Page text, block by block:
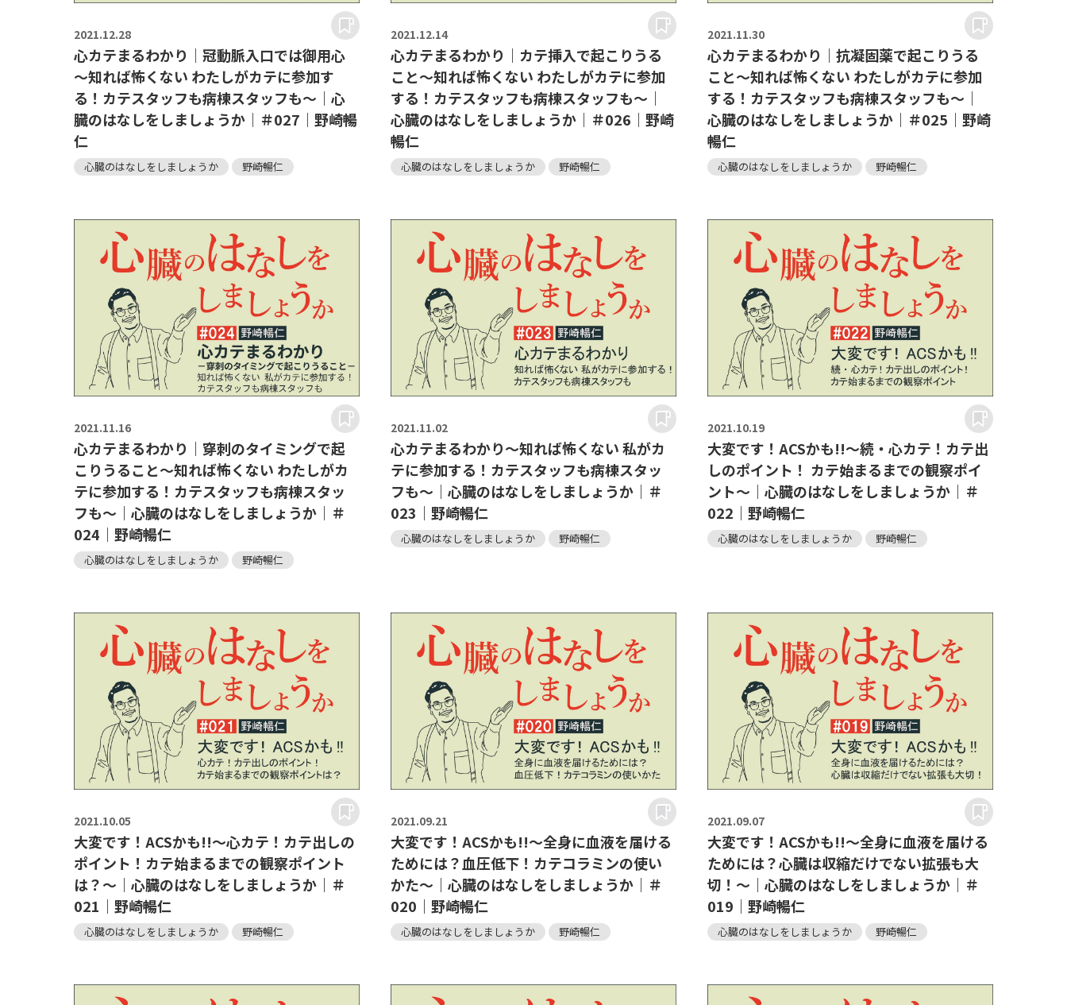
2021.12.28
心カテまるわかり｜冠動脈入口では御用心
～知れば怖くない わたしがカテに参加す
る！カテスタッフも病棟スタッフも～｜心
臓のはなしをしましょうか｜＃027｜野崎暢
仁
心臓のはなしをしましょうか 野崎暢仁
2021.12.14
心カテまるわかり｜カテ挿入で起こりうる
こと～知れば怖くない わたしがカテに参加
する！カテスタッフも病棟スタッフも～｜
心臓のはなしをしましょうか｜＃026｜野崎
暢仁
心臓のはなしをしましょうか 野崎暢仁
2021.11.30
心カテまるわかり｜抗凝固薬で起こりうる
こと～知れば怖くない わたしがカテに参加
する！カテスタッフも病棟スタッフも～｜
心臓のはなしをしましょうか｜＃025｜野崎
暢仁
心臓のはなしをしましょうか 野崎暢仁
2021.11.16
心カテまるわかり｜穿刺のタイミングで起
こりうること～知れば怖くない わたしがカ
テに参加する！カテスタッフも病棟スタッ
フも～｜心臓のはなしをしましょうか｜＃
024｜野崎暢仁
心臓のはなしをしましょうか 野崎暢仁
2021.11.02
心カテまるわかり～知れば怖くない 私がカ
テに参加する！カテスタッフも病棟スタッ
フも～｜心臓のはなしをしましょうか｜＃
023｜野崎暢仁
心臓のはなしをしましょうか 野崎暢仁
2021.10.19
大変です！ACSかも!!～続・心カテ！カテ出
しのポイント！ カテ始まるまでの観察ポイ
ント～｜心臓のはなしをしましょうか｜＃
022｜野崎暢仁
心臓のはなしをしましょうか 野崎暢仁
2021.10.05
大変です！ACSかも!!～心カテ！カテ出しの
ポイント！カテ始まるまでの観察ポイント
は？～｜心臓のはなしをしましょうか｜＃
021｜野崎暢仁
心臓のはなしをしましょうか 野崎暢仁
2021.09.21
大変です！ACSかも!!～全身に血液を届ける
ためには？血圧低下！カテコラミンの使い
かた～｜心臓のはなしをしましょうか｜＃
020｜野崎暢仁
心臓のはなしをしましょうか 野崎暢仁
2021.09.07
大変です！ACSかも!!～全身に血液を届ける
ためには？心臓は収縮だけでない拡張も大
切！～｜心臓のはなしをしましょうか｜＃
019｜野崎暢仁
心臓のはなしをしましょうか 野崎暢仁